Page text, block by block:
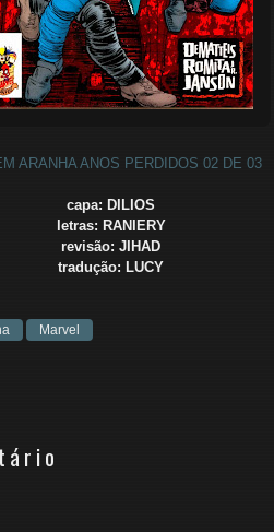
ARANHA ANOS PERDIDOS 02 DE 03
capa: DILIOS
letras: RANIERY
revisão: JIHAD
tradução: LUCY
Marvel